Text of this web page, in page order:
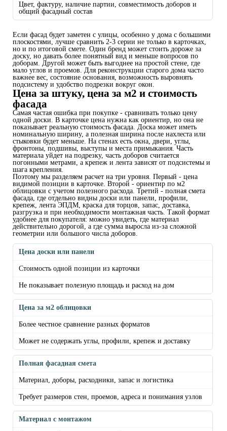
Цвет, фактуру, наличие партии, совместимость доборов и
общий фасадный состав
Если фасад будет заметен с улицы, особенно у дома с большими
плоскостями, лучше сравнить 2-3 серии не только в карточках,
но и по итоговой смете. Один бренд может стоить дороже за
доску, но давать более понятный вид и меньше вопросов по
доборам. Другой может быть выгоднее на простой стене, где
мало углов и проемов. Для реконструкции старого дома часто
важнее вес, состояние основания, возможность выровнять
подсистему и удобство подрезки вокруг окон.
Цена за штуку, цена за м2 и стоимость
фасада
Самая частая ошибка при покупке - сравнивать только цену
одной доски. В карточке цена нужна как ориентир, но она не
показывает реальную стоимость фасада. Доска может иметь
номинальную ширину, а полезная ширина после нахлеста или
стыковки будет меньше. На стенах есть окна, двери, углы,
фронтоны, подшивы, выступы и места примыкания. Часть
материала уйдет на подрезку, часть доборов считается
погонными метрами, а крепеж и лента зависят от подсистемы и
шага крепления.
Поэтому мы разделяем расчет на три уровня. Первый - цена
видимой позиции в карточке. Второй - ориентир по м2
облицовки с учетом полезного расхода. Третий - полная смета
фасада, где отдельно видны доски или панели, профили,
крепеж, лента ЭПДМ, краска для торцов, запас, доставка,
разгрузка и при необходимости монтажная часть. Такой формат
удобнее для покупателя: можно увидеть, где материал
действительно дорогой, а где сумма выросла из-за сложной
геометрии или большого числа доборов.
Цена доски или панели
Стоимость одной позиции из карточки
Не показывает полезную площадь и расход на дом
Цена за м2 облицовки
Более честное сравнение разных форматов
Может не содержать углы, профили, крепеж и доставку
Полная фасадная смета
Материал, доборы, расходники, запас и логистика
Требует размеров стен, проемов, адреса и понимания узлов
Материал с монтажом